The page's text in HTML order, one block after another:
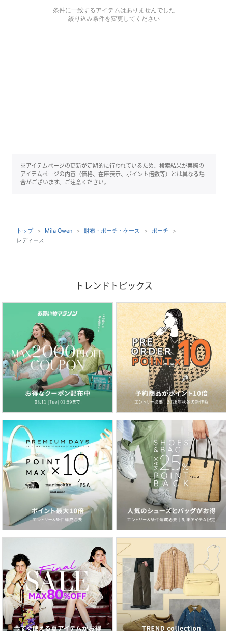
条件に一致するアイテムはありませんでした
絞り込み条件を変更してください
※アイテムページの更新が定期的に行われているため、検索結果が実際の
アイテムページの内容（価格、在庫表示、ポイント倍数等）とは異なる場
合がございます。ご注意ください。
トップ Mila Owen 財布・ポーチ・ケース
ポーチ
レディース
トレンドトピックス